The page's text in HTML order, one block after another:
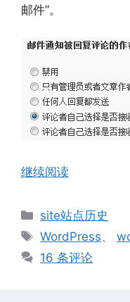
邮件”。
继续阅读
分
类
site站点历史
标
签
WordPress、
16 条评论